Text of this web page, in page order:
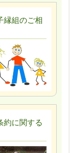
縁組のご相
約に関する